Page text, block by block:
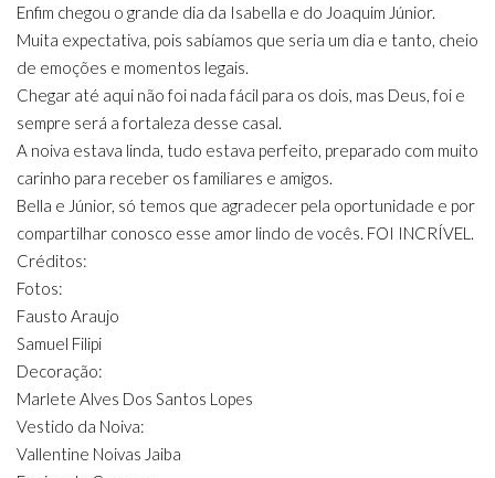
Enfim chegou o grande dia da Isabella e do Joaquim Júnior.
Muita expectativa, pois sabíamos que seria um dia e tanto, cheio
de emoções e momentos legais.
Chegar até aqui não foi nada fácil para os dois, mas Deus, foi e
sempre será a fortaleza desse casal.
A noiva estava linda, tudo estava perfeito, preparado com muito
carinho para receber os familiares e amigos.
Bella e Júnior, só temos que agradecer pela oportunidade e por
compartilhar conosco esse amor lindo de vocês. FOI INCRÍVEL.
Créditos:
Fotos:
Fausto Araujo
Samuel Filipi
Decoração:
Marlete Alves Dos Santos Lopes
Vestido da Noiva:
Vallentine Noivas Jaiba